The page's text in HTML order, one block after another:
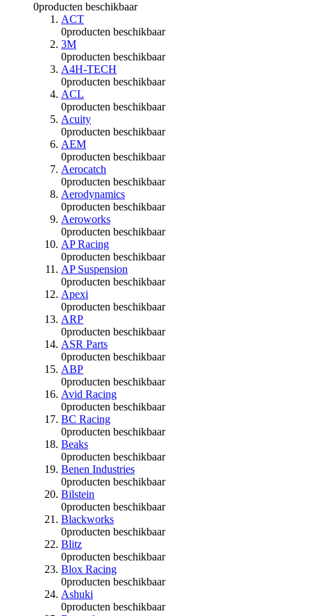
0producten beschikbaar
ACT
0producten beschikbaar
3M
0producten beschikbaar
A4H-TECH
0producten beschikbaar
ACL
0producten beschikbaar
Acuity
0producten beschikbaar
AEM
0producten beschikbaar
Aerocatch
0producten beschikbaar
Aerodynamics
0producten beschikbaar
Aeroworks
0producten beschikbaar
AP Racing
0producten beschikbaar
AP Suspension
0producten beschikbaar
Apexi
0producten beschikbaar
ARP
0producten beschikbaar
ASR Parts
0producten beschikbaar
ABP
0producten beschikbaar
Avid Racing
0producten beschikbaar
BC Racing
0producten beschikbaar
Beaks
0producten beschikbaar
Benen Industries
0producten beschikbaar
Bilstein
0producten beschikbaar
Blackworks
0producten beschikbaar
Blitz
0producten beschikbaar
Blox Racing
0producten beschikbaar
Ashuki
0producten beschikbaar